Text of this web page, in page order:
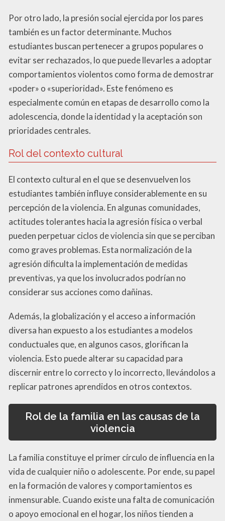
Por otro lado, la presión social ejercida por los pares
también es un factor determinante. Muchos
estudiantes buscan pertenecer a grupos populares o
evitar ser rechazados, lo que puede llevarles a adoptar
comportamientos violentos como forma de demostrar
«poder» o «superioridad». Este fenómeno es
especialmente común en etapas de desarrollo como la
adolescencia, donde la identidad y la aceptación son
prioridades centrales.
Rol del contexto cultural
El contexto cultural en el que se desenvuelven los
estudiantes también influye considerablemente en su
percepción de la violencia. En algunas comunidades,
actitudes tolerantes hacia la agresión física o verbal
pueden perpetuar ciclos de violencia sin que se perciban
como graves problemas. Esta normalización de la
agresión dificulta la implementación de medidas
preventivas, ya que los involucrados podrían no
considerar sus acciones como dañinas.
Además, la globalización y el acceso a información
diversa han expuesto a los estudiantes a modelos
conductuales que, en algunos casos, glorifican la
violencia. Esto puede alterar su capacidad para
discernir entre lo correcto y lo incorrecto, llevándolos a
replicar patrones aprendidos en otros contextos.
Rol de la familia en las causas de la
violencia
La familia constituye el primer círculo de influencia en la
vida de cualquier niño o adolescente. Por ende, su papel
en la formación de valores y comportamientos es
inmensurable. Cuando existe una falta de comunicación
o apoyo emocional en el hogar, los niños tienden a